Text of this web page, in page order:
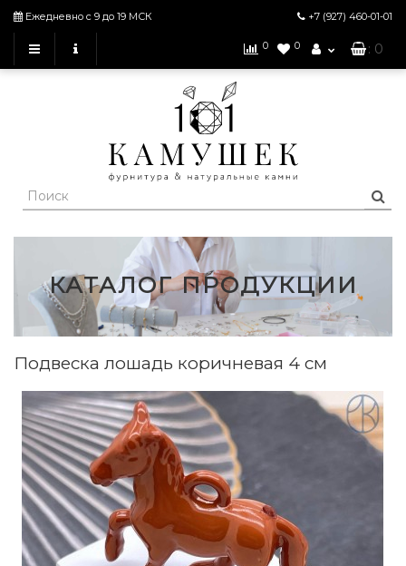
Ежедневно с 9 до 19 МСК +7 (927) 460-01-01
0 0 : 0
КАТАЛОГ ПРОДУКЦИИ
Подвеска лошадь коричневая 4 см